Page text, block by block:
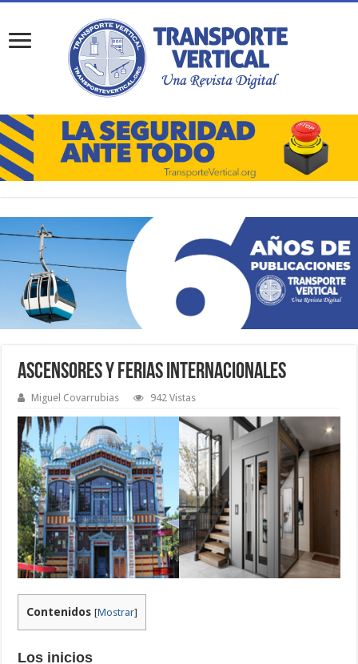
Ascensores y Ferias Internacionales
Miguel Covarrubias 942 Vistas
Contenidos [Mostrar]
Los inicios